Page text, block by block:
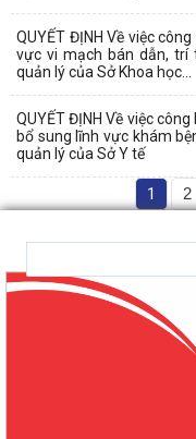
QUYẾT ĐỊNH Về việc
vực vi mạch bán dẫn, trí
quản lý của Sở Khoa học...
QUYẾT ĐỊNH Về việc
bổ sung lĩnh vực khám
quản lý của Sở Y tế
1 2